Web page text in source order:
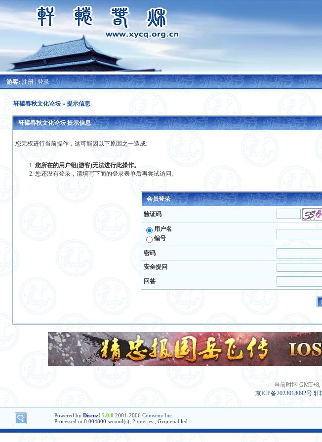
游客:注册|登录
轩辕春秋文化论坛» 提示信息
轩辕春秋文化论坛 提示信息
您无权进行当前操作，这可能因以下原因之一造成:
您所在的用户组(游客)无法进行此操作。
您还没有登录，请填写下面的登录表单后再尝试访问。
会员登录
验证码
用户名
编号
密码
安全提问
回答
当前时区 GMT+8,
京ICP备2023018092号 轩
Powered by Discuz! 5.0.0 2001-2006 Comsenz Inc.
Processed in 0.004800 second(s), 2 queries , Gzip enabled